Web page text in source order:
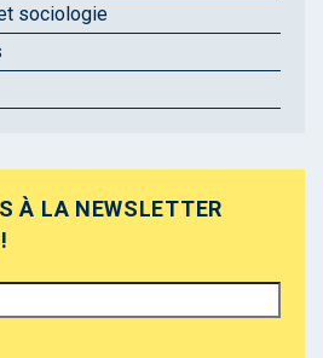
sociologie
À LA NEWSLETTER